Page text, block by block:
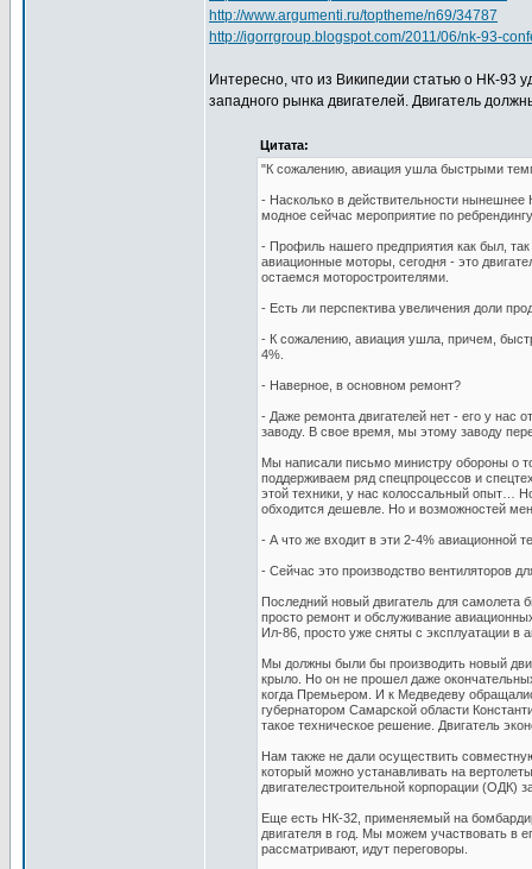
http://www.argumenti.ru/toptheme/n69/34787
http://igorrgroup.blogspot.com/2011/06/nk-93-
Интересно, что из Википедии статью о НК-93
западного рынка двигателей. Двигатель
Цитата:
"К сожалению, авиация ушла быстрыми
- Насколько в действительности
модное сейчас мероприятие по
- Профиль нашего предприятия как был,
авиационные моторы, сегодня - это
остаемся моторостроителями.
- Есть ли перспектива увеличения доли
- К сожалению, авиация ушла, причем,
4%.
- Наверное, в основном ремонт?
- Даже ремонта двигателей нет - его у нас
заводу. В свое время, мы этому заводу
Мы написали письмо министру обороны о
поддерживаем ряд спецпроцессов и
этой техники, у нас колоссальный опыт…
обходится дешевле. Но и возможностей
- А что же входит в эти 2-4% авиационной
- Сейчас это производство вентиляторов
Последний новый двигатель для
просто ремонт и обслуживание
Ил-86, просто уже сняты с эксплуатации
Мы должны были бы производить новый
крыло. Но он не прошел даже
когда Премьером. И к Медведеву
губернатором Самарской области
такое техническое решение. Двигатель
Нам также не дали осуществить
который можно устанавливать на
двигателестроительной корпорации (ОДК)
Еще есть НК-32, применяемый на
двигателя в год. Мы можем участвовать в
рассматривают, идут переговоры.